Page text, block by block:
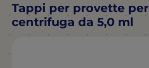
Tappi per provette per
centrifuga da 5,0 ml